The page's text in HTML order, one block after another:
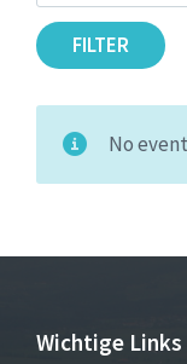
FILTER
No
Wichtige Links